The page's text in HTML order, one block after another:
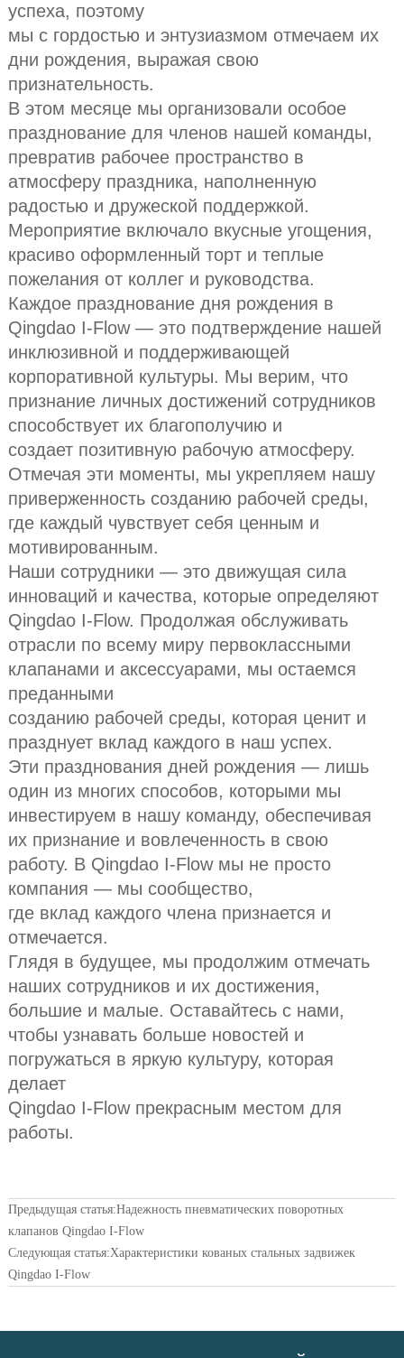
успеха, поэтому
мы с гордостью и энтузиазмом отмечаем их
дни рождения, выражая свою
признательность.
В этом месяце мы организовали особое
празднование для членов нашей команды,
превратив рабочее пространство в
атмосферу праздника, наполненную
радостью и дружеской поддержкой.
Мероприятие включало вкусные угощения,
красиво оформленный торт и теплые
пожелания от коллег и руководства.
Каждое празднование дня рождения в
Qingdao I-Flow — это подтверждение нашей
инклюзивной и поддерживающей
корпоративной культуры. Мы верим, что
признание личных достижений сотрудников
способствует их благополучию и
создает позитивную рабочую атмосферу.
Отмечая эти моменты, мы укрепляем нашу
приверженность созданию рабочей среды,
где каждый чувствует себя ценным и
мотивированным.
Наши сотрудники — это движущая сила
инноваций и качества, которые определяют
Qingdao I-Flow. Продолжая обслуживать
отрасли по всему миру первоклассными
клапанами и аксессуарами, мы остаемся
преданными
созданию рабочей среды, которая ценит и
празднует вклад каждого в наш успех.
Эти празднования дней рождения — лишь
один из многих способов, которыми мы
инвестируем в нашу команду, обеспечивая
их признание и вовлеченность в свою
работу. В Qingdao I-Flow мы не просто
компания — мы сообщество,
где вклад каждого члена признается и
отмечается.
Глядя в будущее, мы продолжим отмечать
наших сотрудников и их достижения,
большие и малые. Оставайтесь с нами,
чтобы узнавать больше новостей и
погружаться в яркую культуру, которая
делает
Qingdao I-Flow прекрасным местом для
работы.
Предыдущая статья:Надежность пневматических поворотных
клапанов Qingdao I-Flow
Следующая статья:Характеристики кованых стальных задвижек
Qingdao I-Flow